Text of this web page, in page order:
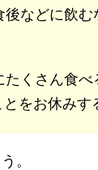
後などに飲む
たくさん食べ
をお休みす
。